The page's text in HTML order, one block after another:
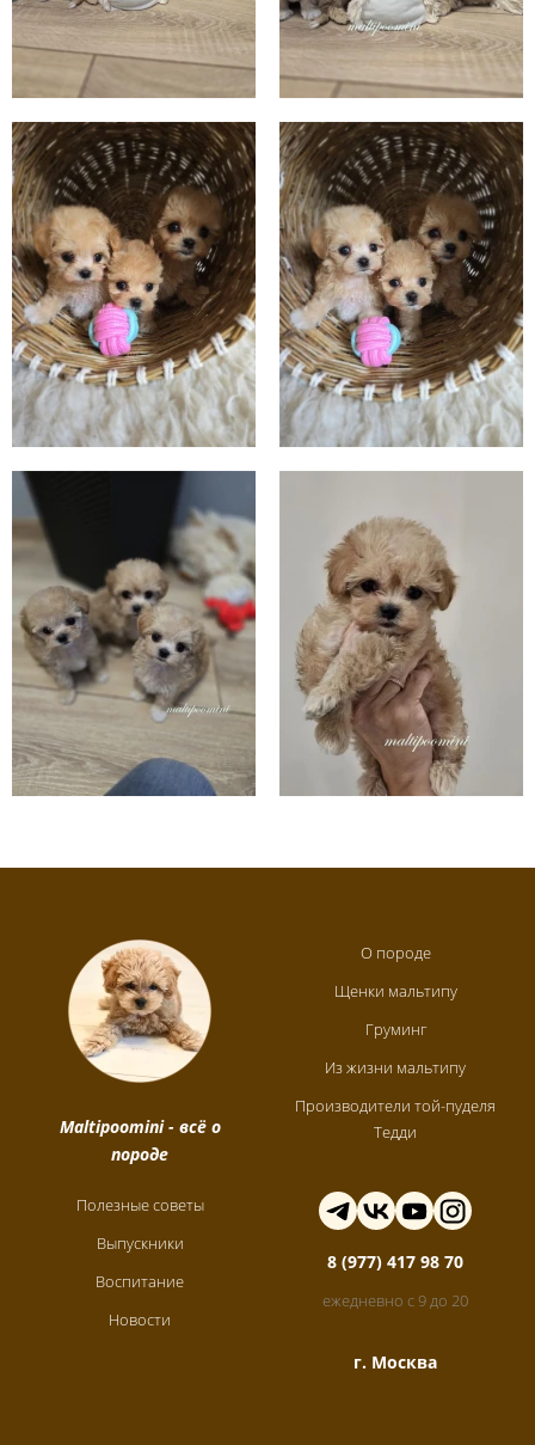
Maltipoomini- всё о
породе
О породе
Щенки мальтипу
Груминг
Из жизни мальтипу
Производители той-пуделя
Тедди
Полезные советы
Выпускники
Воспитание
Новости
8 (977) 417 98 70
ежедневно с 9 до 20
г. Москва